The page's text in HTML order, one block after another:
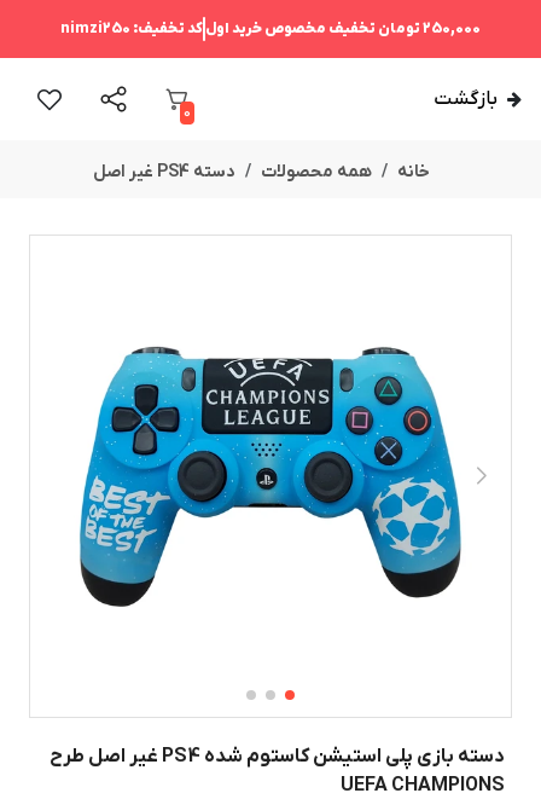
250,000 تومان تخفیف مخصوص خرید اولکد تخفیف: nimzi250
بازگشت
0
خانه همه محصولات دسته PS4 غیر اصل
دسته بازی پلی استیشن کاستوم شده PS4 غیر اصل طرح
UEFA CHAMPIONS